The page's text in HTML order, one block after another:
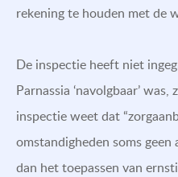
rekening te houden met de
De inspectie heeft niet
Parnassia ‘navolgbaar’
inspectie weet dat
omstandigheden soms
dan het toepassen van